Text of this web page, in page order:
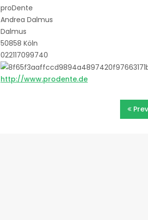
proDente
Andrea Dalmus
Dalmus
50858 Köln
022117099740
http://www.prodente.de
Beitragsnavigation
Prev